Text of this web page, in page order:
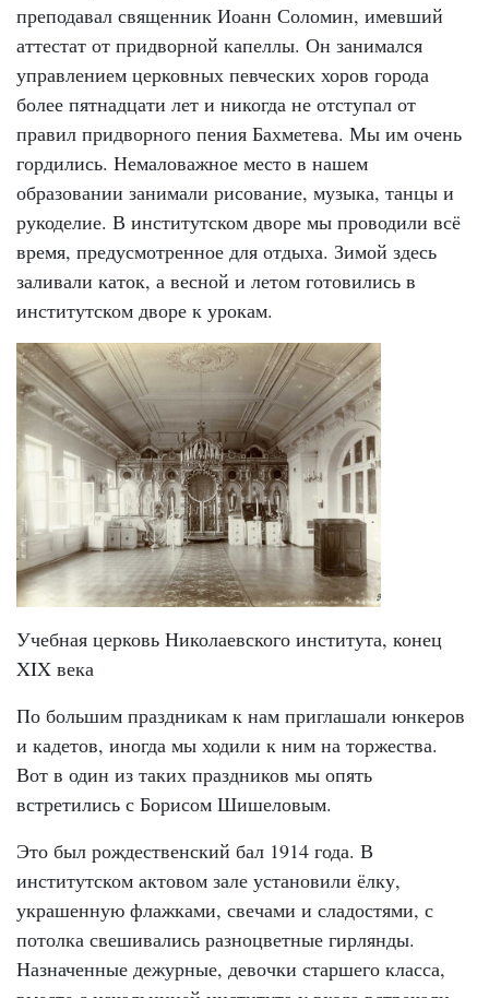
преподавал священник Иоанн Соломин, имевший
аттестат от придворной капеллы. Он занимался
управлением церковных певческих хоров города
более пятнадцати лет и никогда не отступал от
правил придворного пения Бахметева. Мы им очень
гордились. Немаловажное место в нашем
образовании занимали рисование, музыка, танцы и
рукоделие. В институтском дворе мы проводили всё
время, предусмотренное для отдыха. Зимой здесь
заливали каток, а весной и летом готовились в
институтском дворе к урокам.
Учебная церковь Николаевского института, конец
XIX века
По большим праздникам к нам приглашали юнкеров
и кадетов, иногда мы ходили к ним на торжества.
Вот в один из таких праздников мы опять
встретились с Борисом Шишеловым.
Это был рождественский бал 1914 года. В
институтском актовом зале установили ёлку,
украшенную флажками, свечами и сладостями, с
потолка свешивались разноцветные гирлянды.
Назначенные дежурные, девочки старшего класса,